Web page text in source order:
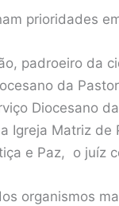
prioridades
padroeiro da
da
Diocesano
Igreja Matriz de
e Paz, o juíz
organismos